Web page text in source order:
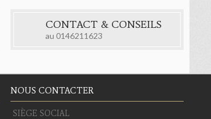
CONTACT & CONSEILS
au 0146211623
NOUS CONTACTER
SIÈGE SOCIAL